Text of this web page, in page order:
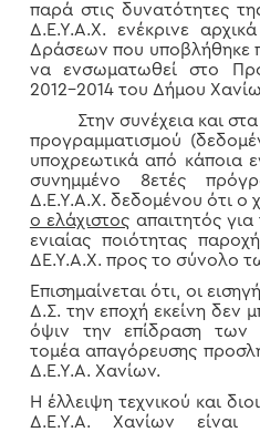
παρά στις δυνατότητες
Δ.Ε.Υ.Α.Χ. ενέκρινε
Δράσεων που υποβλήθηκε
να ενσωματωθεί στο
2012-2014 του Δήμου
Στην συνέχεια και στα
προγραμματισμού
υποχρεωτικά από κάποια
συνημμένο 8ετές
Δ.Ε.Υ.Α.Χ. δεδομένου ότι ο
ο ελάχιστος απαιτητός
ενιαίας ποιότητας
ΔΕ.Υ.Α.Χ. προς το σύνολο
Επισημαίνεται ότι, οι
Δ.Σ. την εποχή εκείνη δεν
όψιν την επίδραση των
τομέα απαγόρευσης
Δ.Ε.Υ.Α. Χανίων.
Η έλλειψη τεχνικού και
Δ.Ε.Υ.Α. Χανίων είναι